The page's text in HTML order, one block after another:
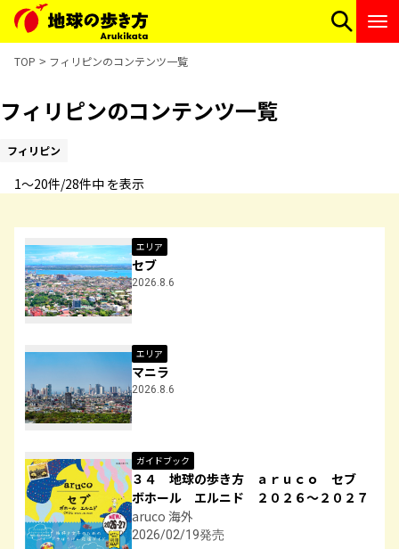
TOP フィリピンのコンテンツ一覧
フィリピンのコンテンツ一覧
フィリピン
1〜20件/28件中 を表示
エリア
セブ
2026.8.6
エリア
マニラ
2026.8.6
ガイドブック
３４ 地球の歩き方 ａｒｕｃｏ セブ
ボホール エルニド ２０２６～２０２７
aruco 海外
2026/02/19発売